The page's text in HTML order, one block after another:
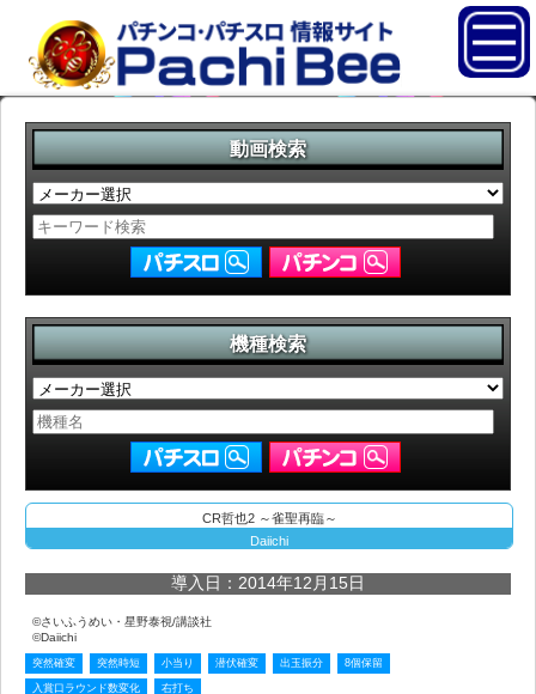
動画検索
機種検索
CR哲也2 ～雀聖再臨～
Daiichi
導入日：2014年12月15日
©さいふうめい・星野泰視/講談社
©Daiichi
突然確変 突然時短 小当り 潜伏確変 出玉振分 8個保留
入賞口ラウンド数変化 右打ち